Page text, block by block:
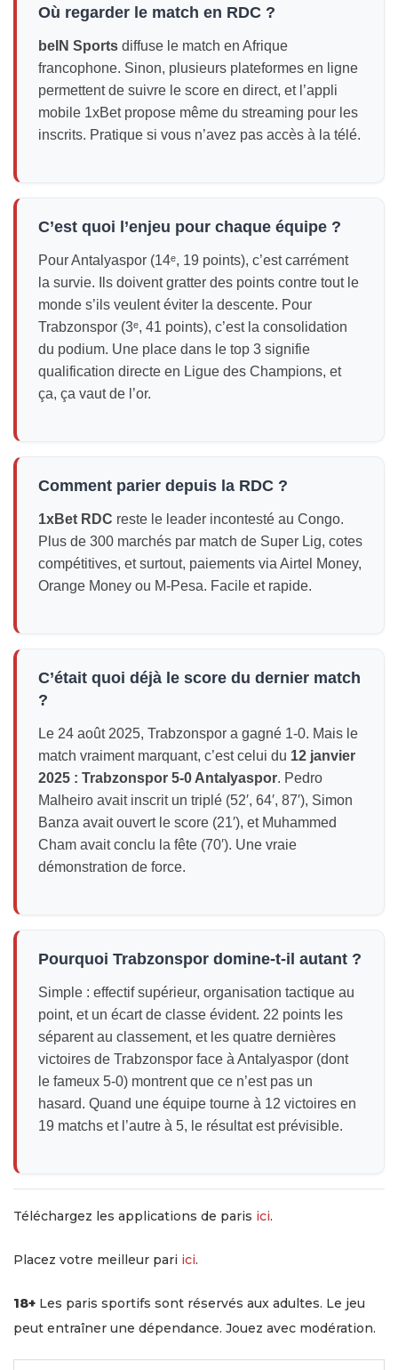
Où regarder le match en RDC ?
beIN Sports diffuse le match en Afrique
francophone. Sinon, plusieurs plateformes en ligne
permettent de suivre le score en direct, et l’appli
mobile 1xBet propose même du streaming pour les
inscrits. Pratique si vous n’avez pas accès à la télé.
C’est quoi l’enjeu pour chaque équipe ?
Pour Antalyaspor (14ᵉ, 19 points), c’est carrément
la survie. Ils doivent gratter des points contre tout le
monde s’ils veulent éviter la descente. Pour
Trabzonspor (3ᵉ, 41 points), c’est la consolidation
du podium. Une place dans le top 3 signifie
qualification directe en Ligue des Champions, et
ça, ça vaut de l’or.
Comment parier depuis la RDC ?
1xBet RDC reste le leader incontesté au Congo.
Plus de 300 marchés par match de Super Lig, cotes
compétitives, et surtout, paiements via Airtel Money,
Orange Money ou M-Pesa. Facile et rapide.
C’était quoi déjà le score du dernier match
?
Le 24 août 2025, Trabzonspor a gagné 1-0. Mais le
match vraiment marquant, c’est celui du 12 janvier
2025 : Trabzonspor 5-0 Antalyaspor. Pedro
Malheiro avait inscrit un triplé (52′, 64′, 87′), Simon
Banza avait ouvert le score (21′), et Muhammed
Cham avait conclu la fête (70′). Une vraie
démonstration de force.
Pourquoi Trabzonspor domine-t-il autant ?
Simple : effectif supérieur, organisation tactique au
point, et un écart de classe évident. 22 points les
séparent au classement, et les quatre dernières
victoires de Trabzonspor face à Antalyaspor (dont
le fameux 5-0) montrent que ce n’est pas un
hasard. Quand une équipe tourne à 12 victoires en
19 matchs et l’autre à 5, le résultat est prévisible.
Téléchargez les applications de paris ici.
Placez votre meilleur pari ici.
18+ Les paris sportifs sont réservés aux adultes. Le jeu
peut entraîner une dépendance. Jouez avec modération.